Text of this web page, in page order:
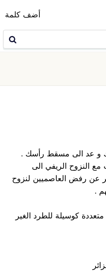
أضف كلمة
و عد الى مسقط رأسك .
مع النزوح الريفي الى
عن رفض العاصميين لنزوح
.
كوسيلة للطرد الغير